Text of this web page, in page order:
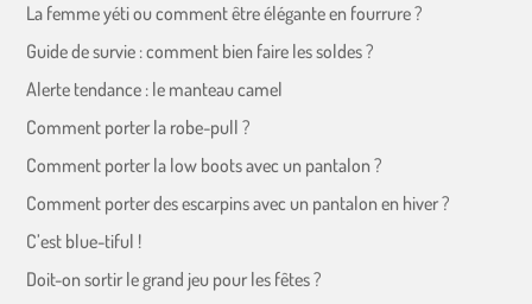
La femme yéti ou comment être élégante en fourrure ?
Guide de survie : comment bien faire les soldes ?
Alerte tendance : le manteau camel
Comment porter la robe-pull ?
Comment porter la low boots avec un pantalon ?
Comment porter des escarpins avec un pantalon en hiver ?
C’est blue-tiful !
Doit-on sortir le grand jeu pour les fêtes ?